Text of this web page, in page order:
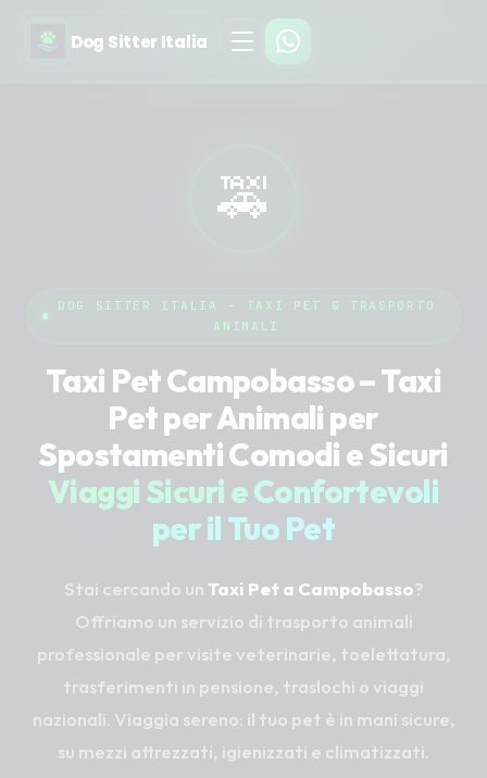
Dog Sitter Italia
🚕
DOG SITTER ITALIA - TAXI PET & TRASPORTO
ANIMALI
Taxi Pet Campobasso – Taxi
Pet per Animali per
Spostamenti Comodi e Sicuri
Viaggi Sicuri e Confortevoli
per il Tuo Pet
Stai cercando unTaxi Pet a Campobasso?
Offriamo un servizio di trasporto animali
professionale per visite veterinarie, toelettatura,
trasferimenti in pensione, traslochi o viaggi
nazionali. Viaggia sereno: il tuo pet è in mani sicure,
su mezzi attrezzati, igienizzati e climatizzati.